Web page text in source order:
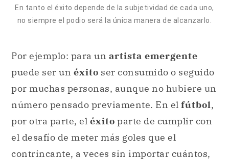
En tanto el éxito depende de la subjetividad de cada uno,
no siempre el podio será la única manera de alcanzarlo.
Por ejemplo: para un artista emergente
puede ser un éxito ser consumido o seguido
por muchas personas, aunque no hubiere un
número pensado previamente. En el fútbol,
por otra parte, el éxito parte de cumplir con
el desafío de meter más goles que el
contrincante, a veces sin importar cuántos,